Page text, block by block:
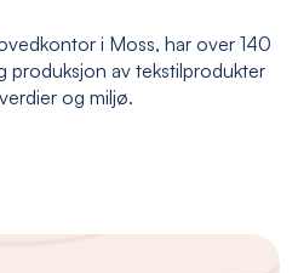
i Moss, har over 140
produksjon av tekstilprodukter
og miljø.